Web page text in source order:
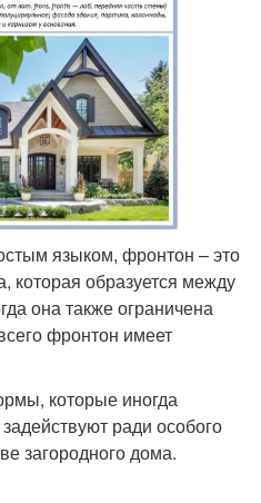
языком, фронтон – это
которая образуется между
она также ограничена
фронтон имеет
которые иногда
ради особого
загородного дома.